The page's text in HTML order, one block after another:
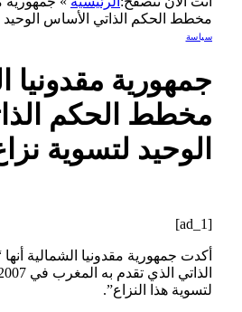
مخطط الحكم الذاتي الأساس الوحيد
سياسة
جمهورية مقدونيا
مخطط الحكم
الوحيد لتسوية
[ad_1]
أكدت جمهورية مقدونيا الشمالية
لتسوية هذا النزاع”.